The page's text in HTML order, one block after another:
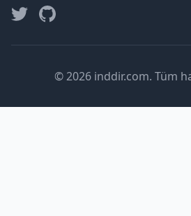
© 2026 inddir.com. Tüm